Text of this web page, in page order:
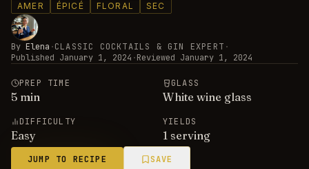
AMER ÉPICÉ FLORAL SEC
By Elena ·CLASSIC COCKTAILS & GIN EXPERT ·
Published January 1, 2024 ·Reviewed January 1, 2024
PREP TIME
5 min
GLASS
White wine glass
DIFFICULTY
Easy
YIELDS
1 serving
JUMP TO RECIPE SAVE